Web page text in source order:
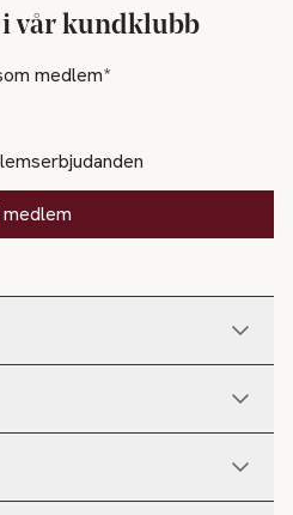
vår kundklubb
medlem*
medlem